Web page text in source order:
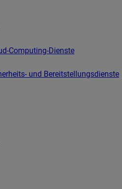
Computing-Dienste
und Bereitstellungsdienste